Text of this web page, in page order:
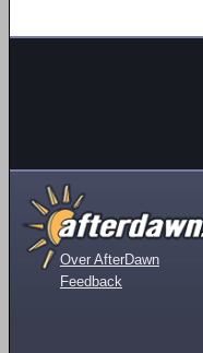
Over AfterDawn
Feedback